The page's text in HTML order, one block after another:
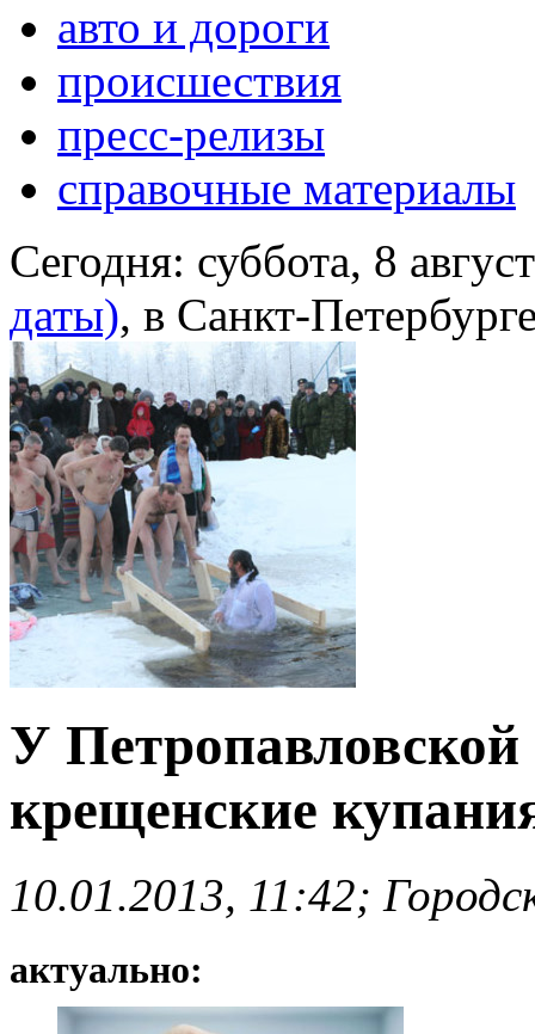
авто и дороги
происшествия
пресс-релизы
справочные материалы
Сегодня: суббота, 8
даты), в Санкт-
У Петропавловской
крещенские
10.01.2013, 11:42;
актуально: